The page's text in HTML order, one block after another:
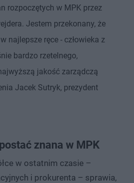
rozpoczętych w MPK przez
Jestem przekonany, że
najlepsze ręce - człowieka z
bardzo rzetelnego,
jakość zarządczą
Jacek Sutryk, prezydent
znana w MPK
w ostatnim czasie –
i prokurenta – sprawia,